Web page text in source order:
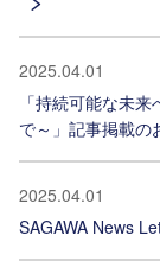
2025.04.01
「持続可能な未
で～」記事掲載の
2025.04.01
SAGAWA News